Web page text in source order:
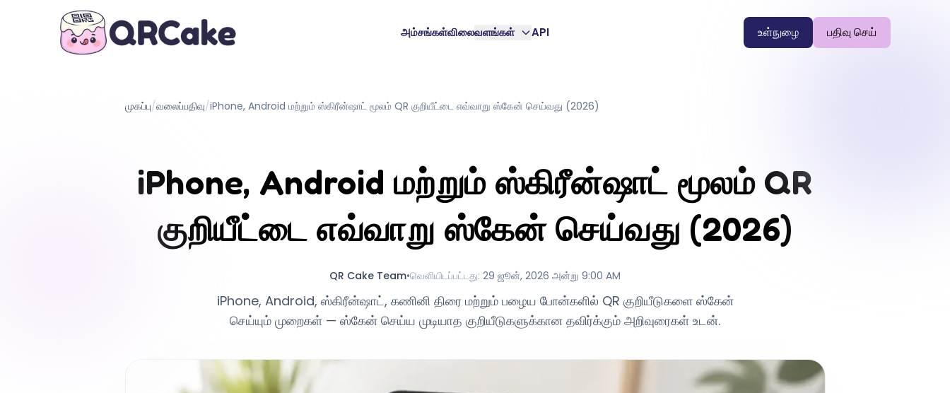
அம்சங்கள்விலைவளங்கள் API உள்நுழை பதிவு செய்
முகப்பு/வலைப்பதிவு/iPhone, Android மற்றும் ஸ்கிரீன்ஷாட் மூலம் QR குறியீட்டை எவ்வாறு ஸ்கேன் செய்வது (2026)
iPhone, Android மற்றும் ஸ்கிரீன்ஷாட் மூலம் QR
குறியீட்டை எவ்வாறு ஸ்கேன் செய்வது (2026)
QR Cake Team•வெளியிடப்பட்டது: 29 ஜூன், 2026 அன்று 9:00 AM
iPhone, Android, ஸ்கிரீன்ஷாட், கணினி திரை மற்றும் பழைய போன்களில் QR குறியீடுகளை ஸ்கேன்
செய்யும் முறைகள் — ஸ்கேன் செய்ய முடியாத குறியீடுகளுக்கான தவிர்க்கும் அறிவுரைகள் உடன்.